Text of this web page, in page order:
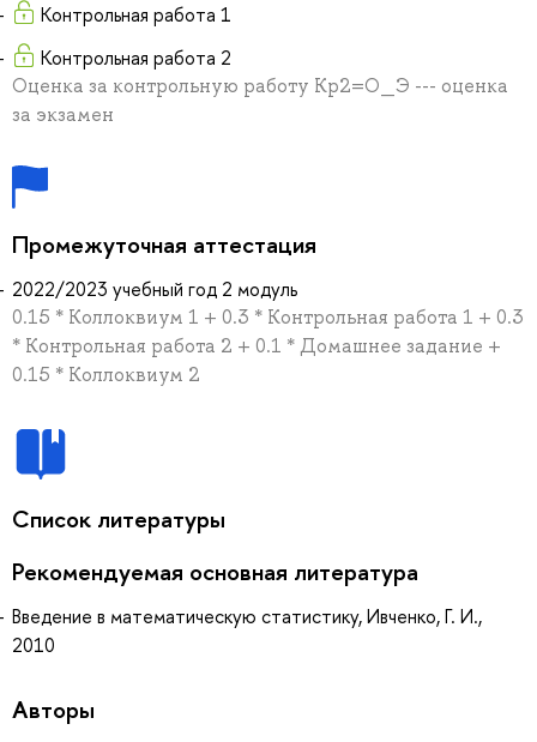
Контрольная работа 1
Контрольная работа 2
Оценка за контрольную работу Кр2=О_Э --- оценка
за экзамен
Промежуточная аттестация
2022/2023 учебный год 2 модуль
0.15 * Коллоквиум 1 + 0.3 * Контрольная работа 1 + 0.3
* Контрольная работа 2 + 0.1 * Домашнее задание +
0.15 * Коллоквиум 2
Список литературы
Рекомендуемая основная литература
Введение в математическую статистику, Ивченко, Г. И.,
2010
Авторы